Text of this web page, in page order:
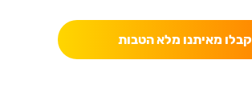
קבלו מאיתנו מלא הטבות